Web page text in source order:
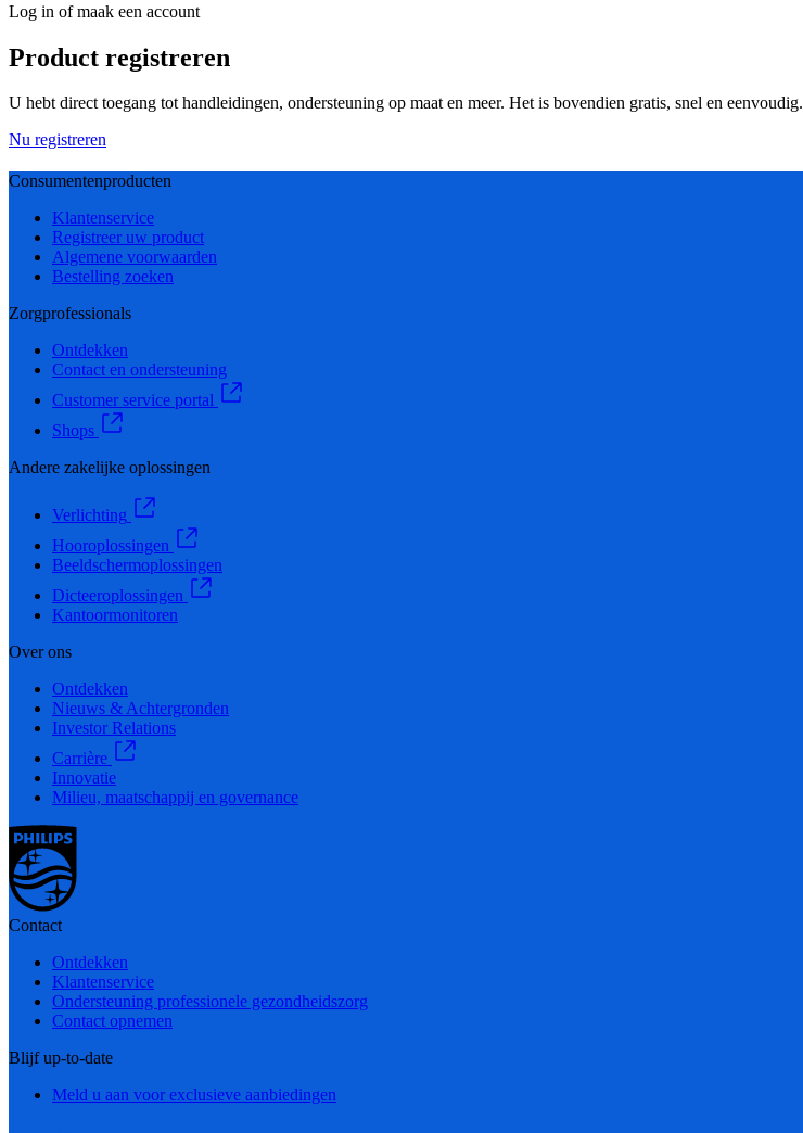
Log in of maak een account
Product registreren
U hebt direct toegang tot handleidingen, ondersteuning op maat en meer. Het is bovendien gratis, snel en eenvoudig.
Nu registreren
Consumentenproducten
Klantenservice
Registreer uw product
Algemene voorwaarden
Bestelling zoeken
Zorgprofessionals
Ontdekken
Contact en ondersteuning
Customer service portal
Shops
Andere zakelijke oplossingen
Verlichting
Hooroplossingen
Beeldschermoplossingen
Dicteeroplossingen
Kantoormonitoren
Over ons
Ontdekken
Nieuws & Achtergronden
Investor Relations
Carrière
Innovatie
Milieu, maatschappij en governance
Contact
Ontdekken
Klantenservice
Ondersteuning professionele gezondheidszorg
Contact opnemen
Blijf up-to-date
Meld u aan voor exclusieve aanbiedingen